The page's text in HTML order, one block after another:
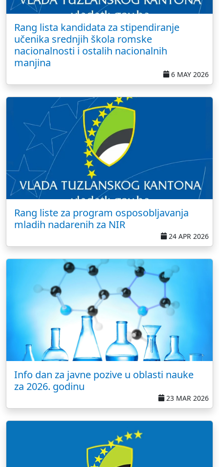
Rang lista kandidata za stipendiranje
učenika srednjih škola romske
nacionalnosti i ostalih nacionalnih
manjina
6 MAY 2026
Rang liste za program osposobljavanja
mladih nadarenih za NIR
24 APR 2026
Info dan za javne pozive u oblasti nauke
za 2026. godinu
23 MAR 2026